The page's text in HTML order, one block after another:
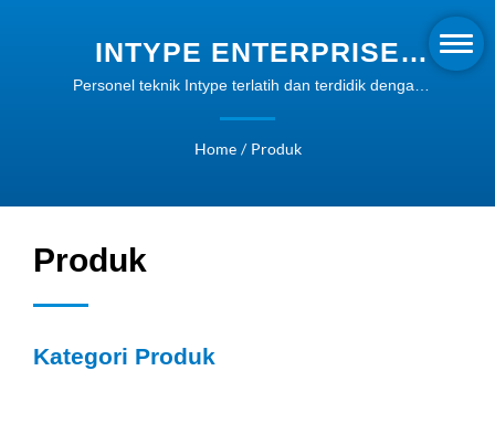
INTYPE ENTERPRISE
CO., LTD.
Personel teknik Intype terlatih dan terdidik dengan
Home / Produk
Produk
Kategori Produk